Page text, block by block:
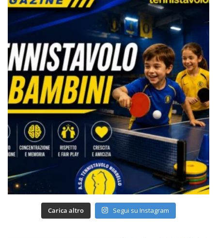
Carica altro Segui su Instagram